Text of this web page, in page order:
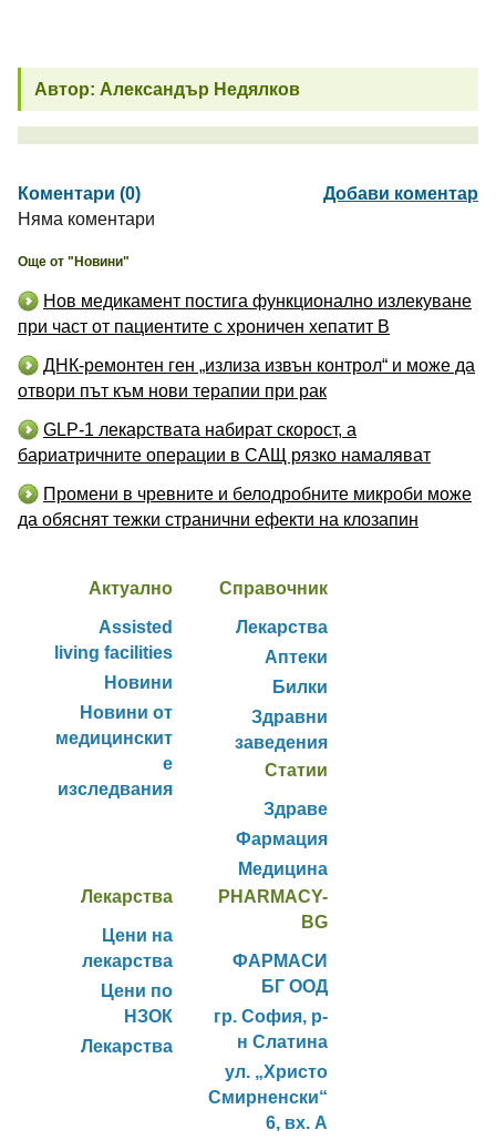
Автор: Александър Недялков
Коментари (0)
Добави коментар
Няма коментари
Още от "Новини"
Нов медикамент постига функционално излекуване
при част от пациентите с хроничен хепатит B
ДНК-ремонтен ген „излиза извън контрол“ и може да
отвори път към нови терапии при рак
GLP-1 лекарствата набират скорост, а
бариатричните операции в САЩ рязко намаляват
Промени в чревните и белодробните микроби може
да обяснят тежки странични ефекти на клозапин
Актуално
Assisted
living facilities
Новини
Новини от
медицинскит
е
изследвания
Справочник
Лекарства
Аптеки
Билки
Здравни
заведения
Статии
Здраве
Фармация
Медицина
Лекарства
Цени на
лекарства
Цени по
НЗОК
Лекарства
PHARMACY-
BG
ФАРМАСИ
БГ ООД
гр. София, р-
н Слатина
ул. „Христо
Смирненски“
6, вх. А